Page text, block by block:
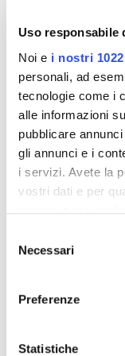
Uso responsabile
Noi e i nostri
personali, ad
tecnologie come i
alle informazioni
pubblicare
gli annunci e i
i servizi. Avete la
vostri dati e per
modificare o
momento dalla
raccogliere
delNecessari
Preferenze
Statistiche
32,00 €
carrello